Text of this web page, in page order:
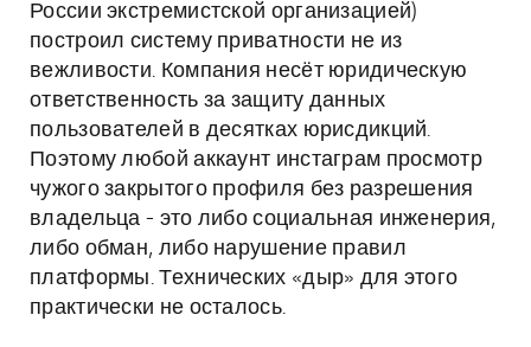
России экстремистской организацией)
построил систему приватности не из
вежливости. Компания несёт юридическую
ответственность за защиту данных
пользователей в десятках юрисдикций.
Поэтому любой аккаунт инстаграм просмотр
чужого закрытого профиля без разрешения
владельца - это либо социальная инженерия,
либо обман, либо нарушение правил
платформы. Технических «дыр» для этого
практически не осталось.